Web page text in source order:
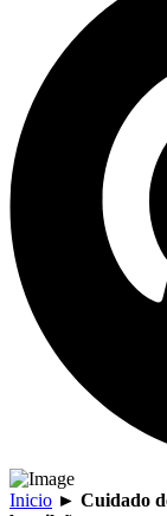
Inicio ► Cuidado